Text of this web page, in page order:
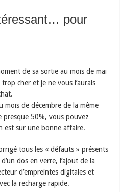
pour
de sa sortie au mois de mai
cher et je ne vous l’aurais
mois de décembre de la même
presque 50%, vous pouvez
est sur une bonne affaire.
tous les « défauts » présents
dos en verre, l’ajout de la
d’empreintes digitales et
la recharge rapide.